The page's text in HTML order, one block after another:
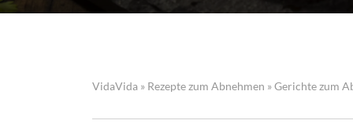
VidaVida » Rezepte zum Abnehmen »Gerichte zum